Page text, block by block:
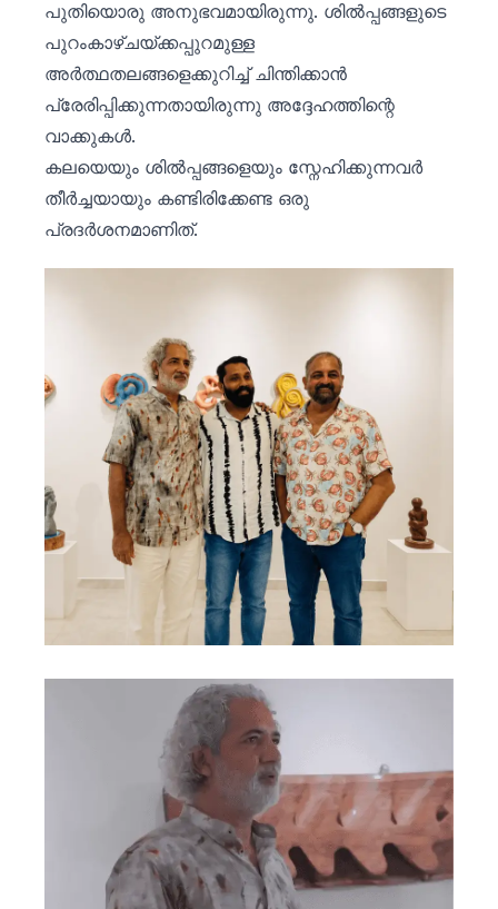
പുതിയൊരു അനുഭവമായിരുന്നു. ശിൽപ്പങ്ങളുടെ
പുറംകാഴ്ചയ്ക്കപ്പുറമുള്ള
അർത്ഥതലങ്ങളെക്കുറിച്ച് ചിന്തിക്കാൻ
പ്രേരിപ്പിക്കുന്നതായിരുന്നു അദ്ദേഹത്തിന്റെ
വാക്കുകൾ.
കലയെയും ശിൽപ്പങ്ങളെയും സ്നേഹിക്കുന്നവർ
തീർച്ചയായും കണ്ടിരിക്കേണ്ട ഒരു
പ്രദർശനമാണിത്.